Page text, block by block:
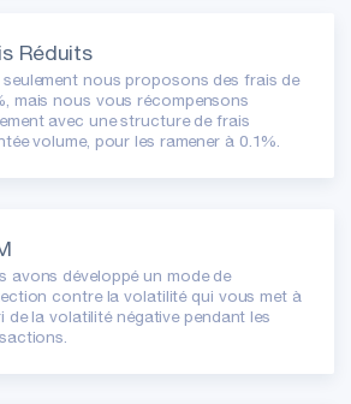
Réduits
seulement nous proposons des frais de
mais nous vous récompensons
avec une structure de frais
volume, pour les ramener à 0.1%.
avons développé un mode de
contre la volatilité qui vous met à
de la volatilité négative pendant les